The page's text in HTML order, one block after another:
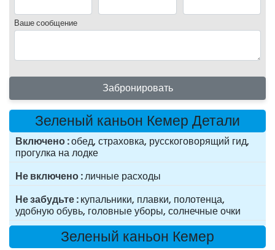
Ваше сообщение
Забронировать
Зеленый каньон Кемер Детали
Включено обед, страховка, русскоговорящий гид,
прогулка на лодке
Не включено личные расходы
Не забудьте купальники, плавки, полотенца,
удобную обувь, головные уборы, солнечные очки
Зеленый каньон Кемер